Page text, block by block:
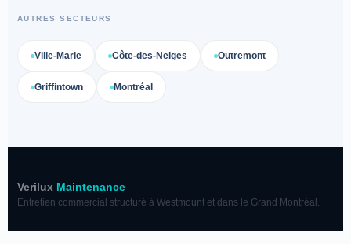
AUTRES SECTEURS
Ville-Marie Côte-des-Neiges Outremont
Griffintown Montréal
Verilux Maintenance
Entretien commercial structuré à Westmount et dans le Grand Montréal.